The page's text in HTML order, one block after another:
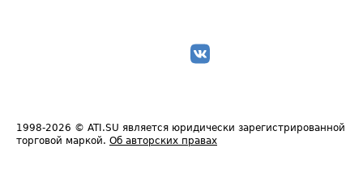
1998-2026 © ATI.SU является юридически зарегистрированной
торговой маркой. Об авторских правах